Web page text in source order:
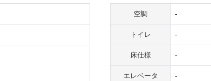
空調 -
トイレ -
床仕様 -
エレベータ -